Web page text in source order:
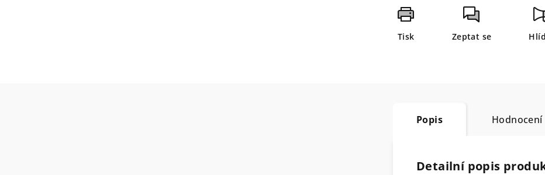
Tisk Zeptat se
Popis Hodnocení
Detailní popis